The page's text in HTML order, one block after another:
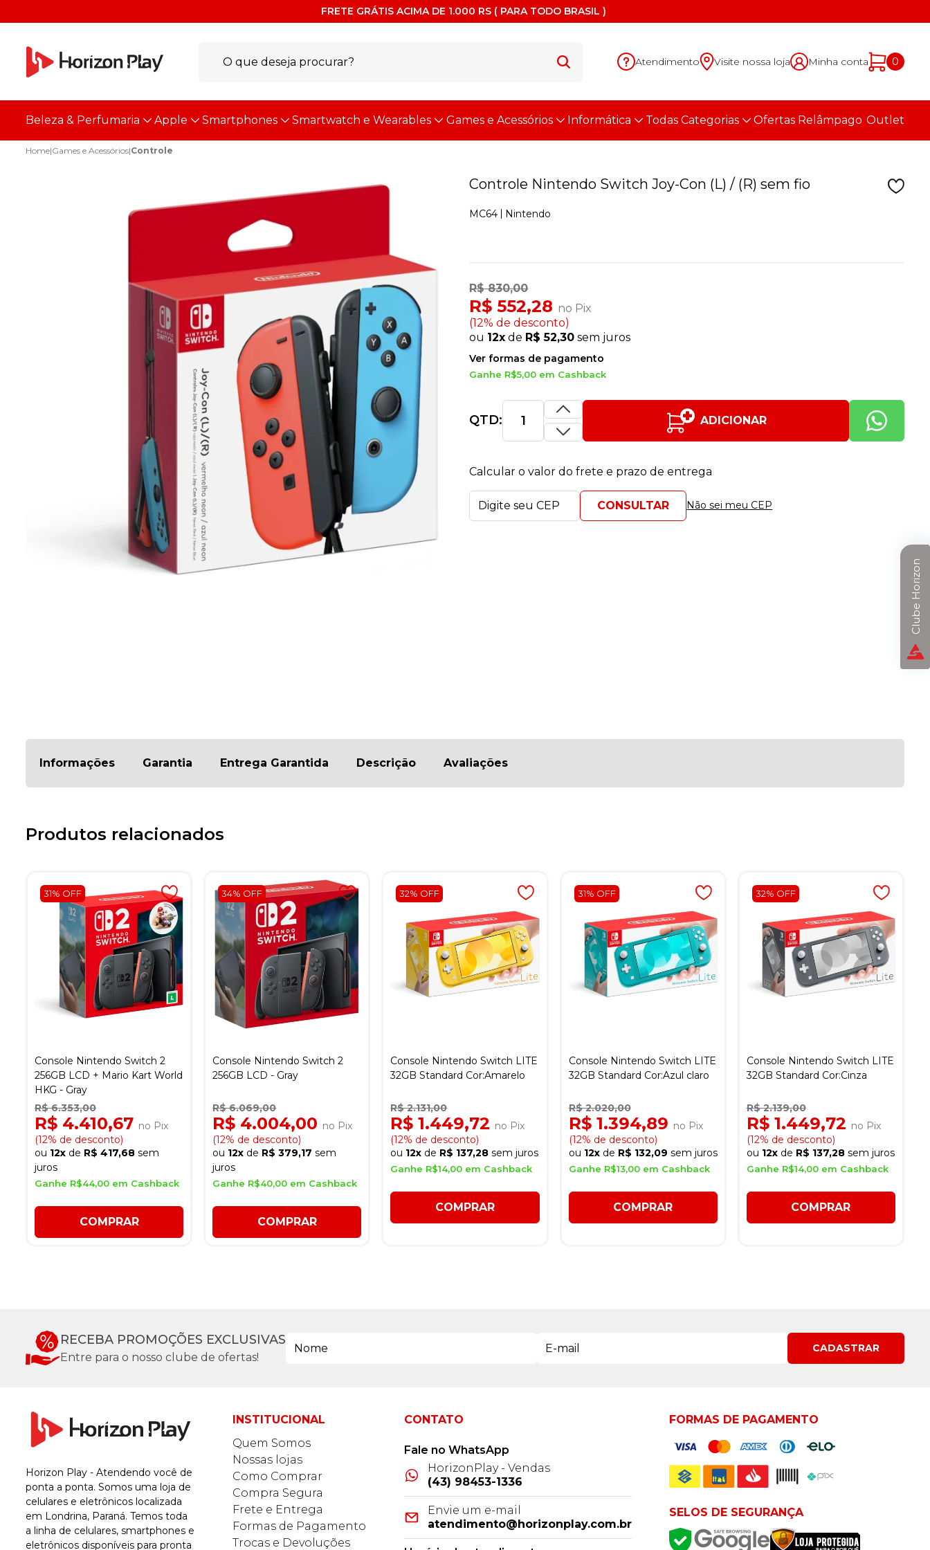
FRETE GRÁTIS ACIMA DE 1.000 RS ( PARA TODO BRASIL )
Atendimento Visite nossa loja Minha conta 0
Beleza & Perfumaria Apple Smartphones Smartwatch e Wearables Games e Acessórios Informática Todas Categorias Ofertas Relâmpago Outlet
Home|Games e Acessórios|Controle
Controle Nintendo Switch Joy-Con (L) / (R) sem fio
MC64 Nintendo
R$ 830,00
R$ 552,28 no Pix
(12% de desconto)
ou 12x de R$ 52,30 sem juros
Ver formas de pagamento
Ganhe R$5,00 em Cashback
QTD: ADICIONAR
Calcular o valor do frete e prazo de entrega
Não sei meu CEP
Informações Garantia Entrega Garantida Descrição Avaliações
Produtos relacionados
31% OFF
Console Nintendo Switch 2
256GB LCD + Mario Kart World
HKG - Gray
R$ 6.353,00
R$ 4.410,67 no Pix
(12% de desconto)
ou 12x de R$ 417,68 sem
juros
Ganhe R$44,00 em Cashback
COMPRAR
34% OFF
Console Nintendo Switch 2
256GB LCD - Gray
R$ 6.069,00
R$ 4.004,00 no Pix
(12% de desconto)
ou 12x de R$ 379,17 sem
juros
Ganhe R$40,00 em Cashback
COMPRAR
32% OFF
Console Nintendo Switch LITE
32GB Standard Cor:Amarelo
R$ 2.131,00
R$ 1.449,72 no Pix
(12% de desconto)
ou 12x de R$ 137,28 sem juros
Ganhe R$14,00 em Cashback
COMPRAR
31% OFF
Console Nintendo Switch LITE
32GB Standard Cor:Azul claro
R$ 2.020,00
R$ 1.394,89 no Pix
(12% de desconto)
ou 12xde R$ 132,09 sem juros
Ganhe R$13,00 em Cashback
COMPRAR
32% OFF
Console Nintendo Switch LITE
32GB Standard Cor:Cinza
R$ 2.139,00
R$ 1.449,72 no Pix
(12% de desconto)
ou 12xde R$ 137,28 sem juros
Ganhe R$14,00 em Cashback
COMPRAR
RECEBA PROMOÇÕES EXCLUSIVAS
Entre para o nosso clube de ofertas!
CADASTRAR
Horizon Play - Atendendo você de
ponta a ponta. Somos uma loja de
celulares e eletrônicos localizada
em Londrina, Paraná. Temos toda
a linha de celulares, smartphones e
eletrônicos disponíveis para pronta
INSTITUCIONAL
Quem Somos
Nossas lojas
Como Comprar
Compra Segura
Frete e Entrega
Formas de Pagamento
Trocas e Devoluções
CONTATO
Fale no WhatsApp
HorizonPlay - Vendas
(43) 98453-1336
Envie um e-mail
atendimento@horizonplay.com.br
FORMAS DE PAGAMENTO
SELOS DE SEGURANÇA
Clube Horizon